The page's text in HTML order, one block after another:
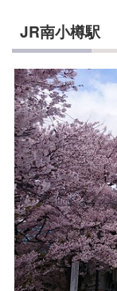
JR南小樽駅